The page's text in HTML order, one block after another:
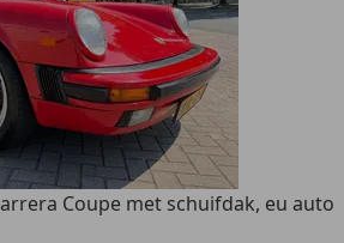
Coupe met schuifdak, eu auto